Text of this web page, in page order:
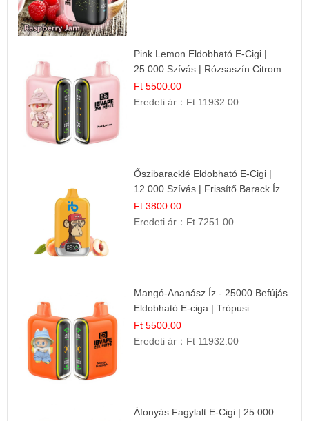
Pink Lemon Eldobható E-Cigi |
25.000 Szívás | Rózsaszín Citrom
Íz
Ft 5500.00
Eredeti ár： Ft 11932.00
Őszibaracklé Eldobható E-Cigi |
12.000 Szívás | Frissítő Barack Íz
Ft 3800.00
Eredeti ár： Ft 7251.00
Mangó-Ananász Íz - 25000 Befújás
Eldobható E-ciga | Trópusi
Gyümölcs Élmény!
Ft 5500.00
Eredeti ár： Ft 11932.00
Áfonyás Fagylalt E-Cigi | 25.000